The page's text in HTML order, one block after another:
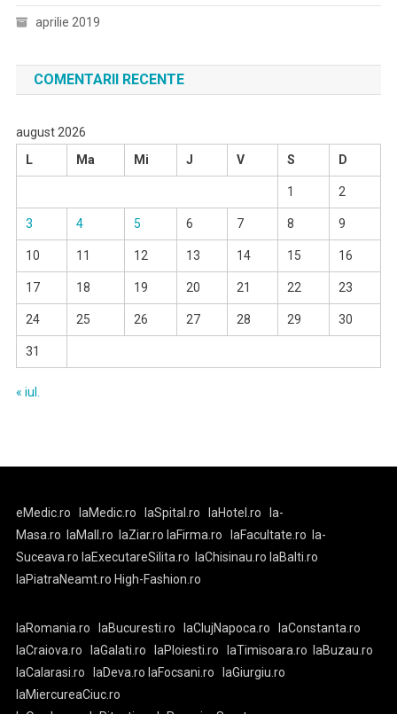
aprilie 2019
COMENTARII RECENTE
august 2026
L
Ma Mi J V S D
1 2
3 4 5 6 7 8 9
10 11 12 13 14 15 16
17 18 19 20 21 22 23
24 25 26 27 28 29 30
31
« iul.
eMedic.ro laMedic.ro laSpital.ro laHotel.ro
la-
Masa.ro
laMall.ro laZiar.ro laFirma.ro laFacultate.ro
la-
Suceava.ro laExecutareSilita.ro laChisinau.ro laBalti.ro
laPiatraNeamt.ro High-Fashion.ro
laRomania.ro laBucuresti.ro laClujNapoca.ro
laConstanta.ro
laCraiova.ro
laGalati.ro laPloiesti.ro laTimisoara.ro
laBuzau.ro
laCalarasi.ro
laDeva.ro laFocsani.ro
laGiurgiu.ro
laMiercureaCiuc.ro